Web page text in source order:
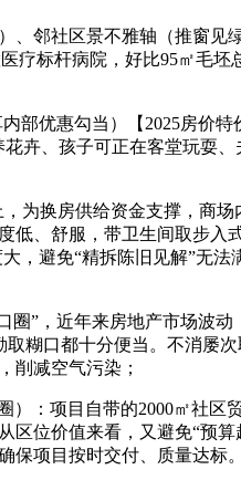
邻社区景不雅轴（推窗见
标杆病院，好比95㎡毛
优惠勾当）【2025房价特
卉、孩子可正在客堂玩耍
换房供给资金支撑，商
低、舒服，带卫生间取步
，避免“精拆陈旧见解”无
”，近年来房地产市场波动
糊口都十分便当。不消屡
削减空气污染；
：项目自带的2000㎡社区
区位价值来看，又避免“预
项目按时交付、质量达标。